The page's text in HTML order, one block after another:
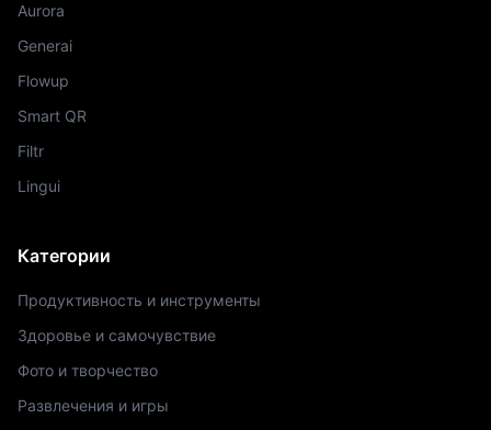
Aurora
Generai
Flowup
Smart QR
Filtr
Lingui
Категории
Продуктивность и инструменты
Здоровье и самочувствие
Фото и творчество
Развлечения и игры